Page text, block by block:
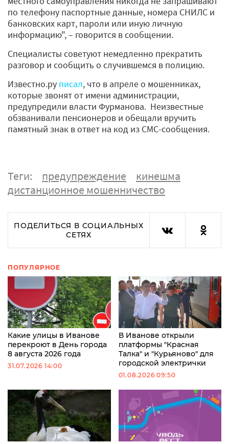
по телефону паспортные данные, номера СНИЛС и
банковских карт, пароли или иную личную
информацию", – говорится в сообщении.
Специалисты советуют немедленно прекратить
разговор и сообщить о случившемся в полицию.
Известно.ру писал, что в апреле о мошенниках,
которые звонят от имени администрации,
предупредили власти Фурманова. Неизвестные
обзванивали пенсионеров и обещали вручить
памятный знак в ответ на код из СМС-сообщения.
Теги: предупреждение
кинешма
дистанционное мошенничество
ПОДЕЛИТЬСЯ В СОЦИАЛЬНЫХ
СЕТЯХ
ПОПУЛЯРНОЕ
Какие улицы в Иванове
перекроют в День города
8 августа 2026 года
31.07.2026 14:00
В Иванове открыли
платформы "Красная
Талка" и "Курьяново" для
городской электрички
01.08.2026 09:50